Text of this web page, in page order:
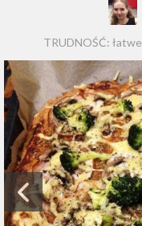
TRUDNOŚĆ: łatwe